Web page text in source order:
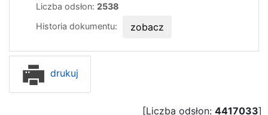
Liczba odsłon: 2538
Historia dokumentu:
zobacz
drukuj
[Liczba odsłon: 4417033]